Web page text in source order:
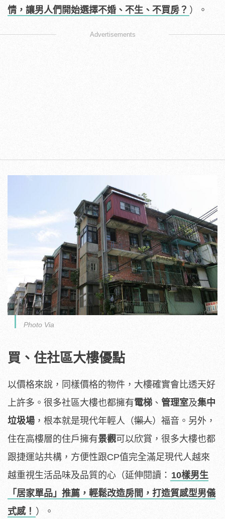
情，讓男人們開始選擇不婚、不生、不買房？ ）。
Advertisements
Photo Via
買、住社區大樓優點
以價格來說，同樣價格的物件，大樓確實會比透天好
上許多。很多社區大樓也都擁有電梯 、 管理室及集中
垃圾場 ，根本就是現代年輕人（懶人）福音。另外，
住在高樓層的住戶擁有景觀可以欣賞，很多大樓也都
跟捷運站共構，方便性跟CP值完全滿足現代人越來
越重視生活品味及品質的心（延伸閱讀： 10樣男生
「居家單品」推薦，輕鬆改造房間，打造質感型男儀
式感！ ）。